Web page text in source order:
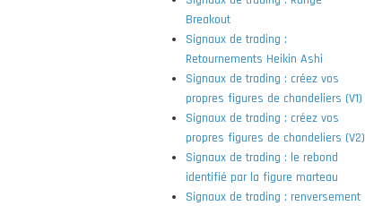
Breakout
Signaux de trading :
Retournements Heikin Ashi
Signaux de trading : créez vos
propres figures de chandeliers (V1)
Signaux de trading : créez vos
propres figures de chandeliers (V2)
Signaux de trading : le rebond
identifié par la figure marteau
Signaux de trading : renversement